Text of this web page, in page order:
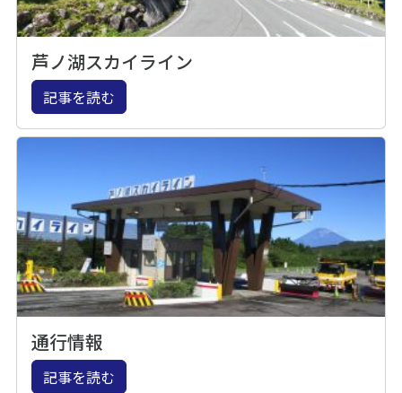
芦ノ湖スカイライン
記事を読む
通行情報
記事を読む